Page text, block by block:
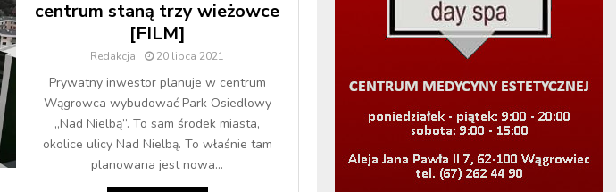
centrum staną trzy wieżowce
[FILM]
Redakcja 20 lipca 2021
Prywatny inwestor planuje w centrum
Wągrowca wybudować Park Osiedlowy
„Nad Nielbą”. To sam środek miasta,
okolice ulicy Nad Nielbą. To właśnie tam
planowana jest nowa...